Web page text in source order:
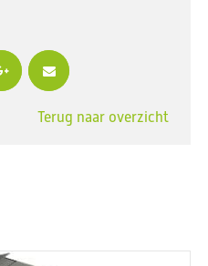
Terug naar overzicht